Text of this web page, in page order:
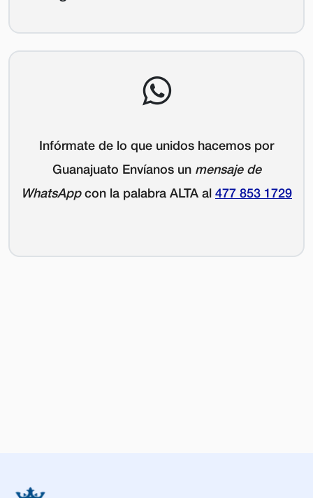
Infórmate de lo que unidos hacemos por
Guanajuato Envíanos un mensaje de
WhatsAppcon la palabra ALTA al 477 853 1729